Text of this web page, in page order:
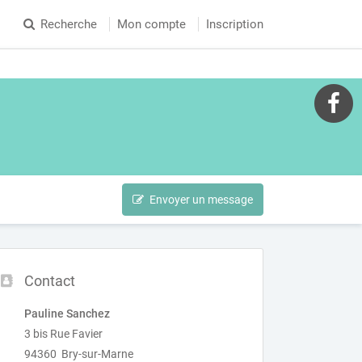
Recherche Mon compte Inscription
Envoyer un message
Contact
Pauline Sanchez
3 bis Rue Favier
94360 Bry-sur-Marne